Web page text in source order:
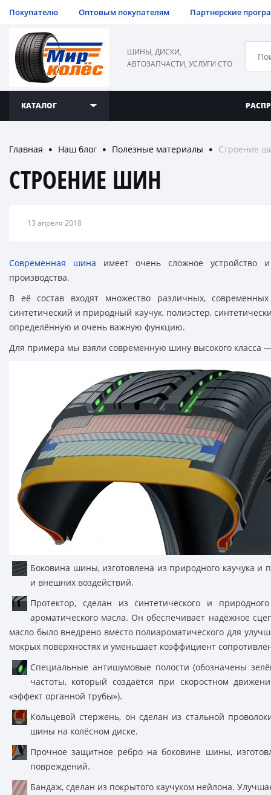
Покупателю Оптовым покупателям Партнерские
ШИНЫ, ДИСКИ,
АВТОЗАПЧАСТИ, УСЛУГИ СТО
КАТАЛОГ
Главная ● Наш блог ● Полезные материалы ● Строение
СТРОЕНИЕ ШИН
13 апреля 2018
Современная шина имеет очень сложное устройство
производства.
В её состав входят множество различных,
синтетический и природный каучук, полиэстер,
определённую и очень важную функцию.
Для примера мы взяли современную шину высокого класса
Боковина шины, изготовлена из природного каучука
и внешних воздействий.
Протектор, сделан из синтетического и
ароматического масла. Он обеспечивает надёжное
масло было внедрено вместо полиароматического для
мокрых поверхностях и уменьшает коэффициент
Специальные антишумовые полости (обозначены
частоты, который создаётся при скоростном
«эффект органной трубы»).
Кольцевой стержень, он сделан из стальной
шины на колёсном диске.
Прочное защитное ребро на боковине шины,
повреждений.
Бандаж, сделан из покрытого каучуком нейлона.